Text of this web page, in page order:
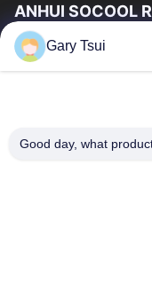
ANHUI SOCOOL
빠른 링크
공장 여행
Gary Tsui
Good day, what